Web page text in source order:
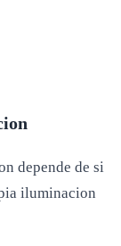
depende de si
iluminacion